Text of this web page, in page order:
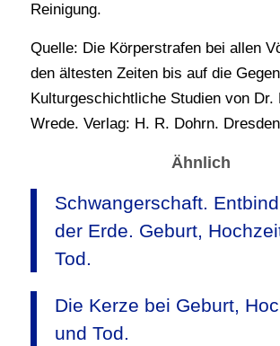
Reinigung.
Quelle: Die Körperstrafen bei allen
den ältesten Zeiten bis auf die
Kulturgeschichtliche Studien von Dr.
Wrede. Verlag: H. R. Dohrn.
Ähnlich
Schwangerschaft.
der Erde. Geburt,
Tod.
Die Kerze bei Geburt,
und Tod.